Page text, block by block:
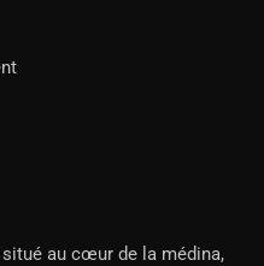
au cœur de la médina,